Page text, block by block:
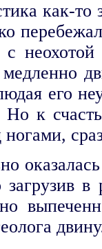
как-то
с
его
Но к
загрузив